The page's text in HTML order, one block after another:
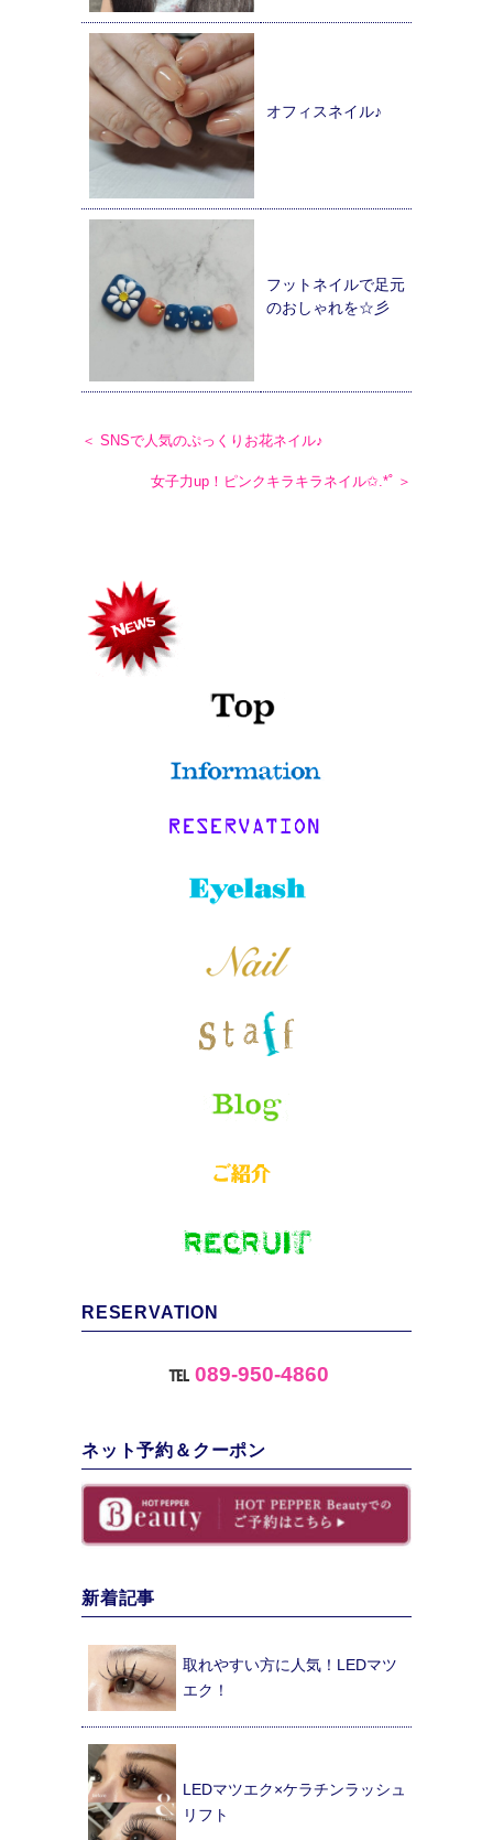
オフィスネイル♪
フットネイルで足元
のおしゃれを☆彡
＜ SNSで人気のぷっくりお花ネイル♪
女子力up！ピンクキラキラネイル✩.*˚ ＞
RESERVATION
℡ 089-950-4860
ネット予約＆クーポン
新着記事
取れやすい方に人気！LEDマツ
エク！
LEDマツエク×ケラチンラッシュ
リフト